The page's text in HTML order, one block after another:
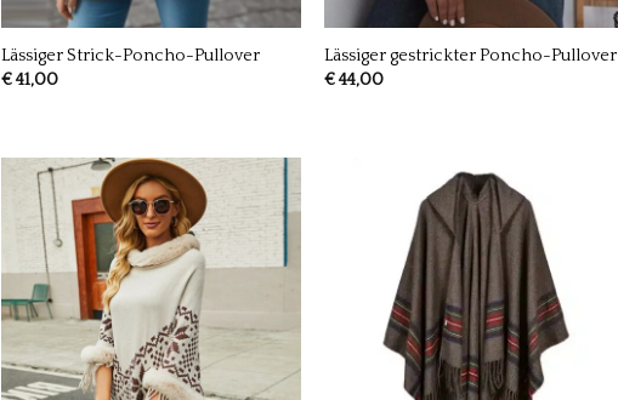
Lässiger Strick-Poncho-Pullover
€41,00
Lässiger gestrickter Poncho-Pullover
€44,00